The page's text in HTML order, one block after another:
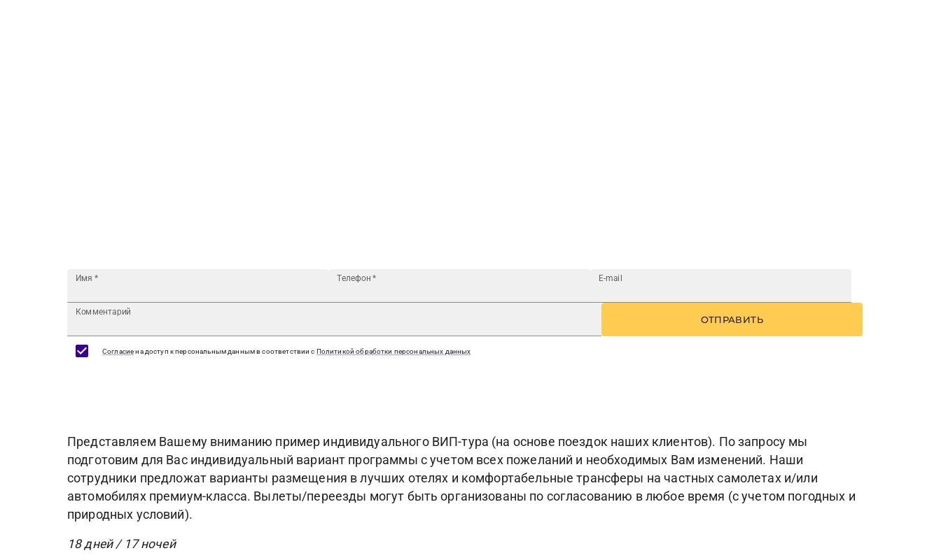
Имя * Телефон * E-mail
Комментарий
ОТПРАВИТЬ
Согласиена доступ к персональным данным в соответствии с Политикой обработки персональных данных
Представляем Вашему вниманию пример индивидуального ВИП-тура (на основе поездок наших клиентов). По запросу мы
подготовим для Вас индивидуальный вариант программы с учетом всех пожеланий и необходимых Вам изменений. Наши
сотрудники предложат варианты размещения в лучших отелях и комфортабельные трансферы на частных самолетах и/или
автомобилях премиум-класса. Вылеты/переезды могут быть организованы по согласованию в любое время (с учетом погодных и
природных условий).
18 дней / 17 ночей